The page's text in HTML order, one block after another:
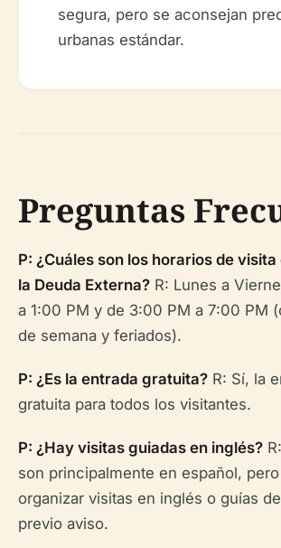
segura, pero se aconsejan
urbanas estándar.
Preguntas
P: ¿Cuáles son los horarios de
la Deuda Externa? R: Lunes a
a 1:00 PM y de 3:00 PM a 7:00 PM
de semana y feriados).
P: ¿Es la entrada gratuita? R: Sí, la
gratuita para todos los visitantes.
P: ¿Hay visitas guiadas en inglés?
son principalmente en español,
organizar visitas en inglés o guías
previo aviso.